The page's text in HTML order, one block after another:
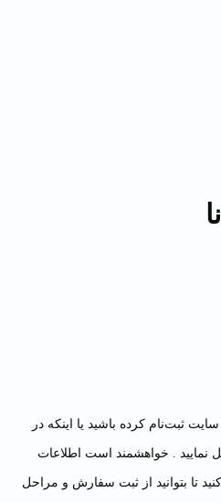
ثبت‌نام کرده باشید یا اینکه در
نمایید . خواهشمند است اطلاعات
تا بتوانید از ثبت سفارش و مراحل